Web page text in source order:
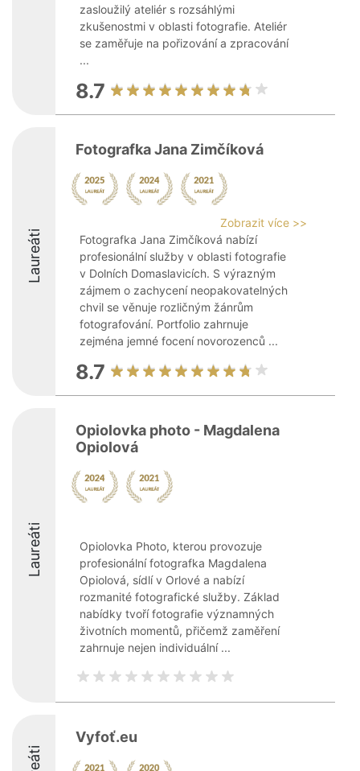
zasloužilý ateliér s rozsáhlými
zkušenostmi v oblasti fotografie. Ateliér
se zaměřuje na pořizování a zpracování
...
8.7
Laureáti
Fotografka Jana Zimčíková
Zobrazit více >>
Fotografka Jana Zimčíková nabízí
profesionální služby v oblasti fotografie
v Dolních Domaslavicích. S výrazným
zájmem o zachycení neopakovatelných
chvil se věnuje rozličným žánrům
fotografování. Portfolio zahrnuje
zejména jemné focení novorozenců ...
8.7
Laureáti
Opiolovka photo - Magdalena
Opiolová
Opiolovka Photo, kterou provozuje
profesionální fotografka Magdalena
Opiolová, sídlí v Orlové a nabízí
rozmanité fotografické služby. Základ
nabídky tvoří fotografie významných
životních momentů, přičemž zaměření
zahrnuje nejen individuální ...
Vyfoť.eu